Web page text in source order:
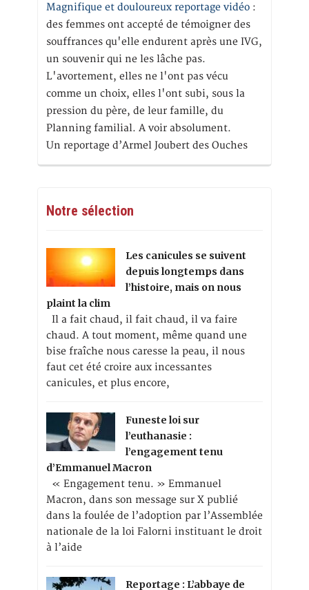
Magnifique et douloureux reportage vidéo :
des femmes ont accepté de témoigner des
souffrances qu'elle endurent après une IVG,
un souvenir qui ne les lâche pas.
L'avortement, elles ne l'ont pas vécu
comme un choix, elles l'ont subi, sous la
pression du père, de leur famille, du
Planning familial. A voir absolument.
Un reportage d’Armel Joubert des Ouches
Notre sélection
Les canicules se suivent
depuis longtemps dans
l’histoire, mais on nous
plaint la clim
Il a fait chaud, il fait chaud, il va faire
chaud. A tout moment, même quand une
bise fraîche nous caresse la peau, il nous
faut cet été croire aux incessantes
canicules, et plus encore,
Funeste loi sur
l’euthanasie :
l’engagement tenu
d’Emmanuel Macron
« Engagement tenu. » Emmanuel
Macron, dans son message sur X publié
dans la foulée de l’adoption par l’Assemblée
nationale de la loi Falorni instituant le droit
à l’aide
Reportage : L’abbaye de